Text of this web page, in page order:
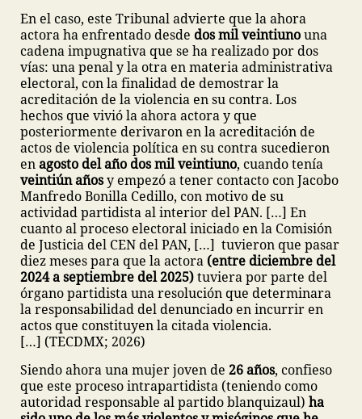
En el caso, este Tribunal advierte que la ahora
actora ha enfrentado desde dos mil veintiunouna
cadena impugnativa que se ha realizado por dos
vías: una penal y la otra en materia administrativa
electoral, con la finalidad de demostrar la
acreditación de la violencia en su contra. Los
hechos que vivió la ahora actora y que
posteriormente derivaron en la acreditación de
actos de violencia política en su contra sucedieron
enagosto del año dos mil veintiuno, cuando tenía
veintiún añosy empezó a tener contacto con Jacobo
Manfredo Bonilla Cedillo, con motivo de su
actividad partidista al interior del PAN. […] En
cuanto al proceso electoral iniciado en la Comisión
de Justicia del CEN del PAN, […] tuvieron que pasar
diez meses para que la actora (entre diciembre del
2024 a septiembre del 2025)tuviera por parte del
órgano partidista una resolución que determinara
la responsabilidad del denunciado en incurrir en
actos que constituyen la citada violencia.
[…] (TECDMX; 2026)
Siendo ahora una mujer joven de 26 años, confieso
que este proceso intrapartidista (teniendo como
autoridad responsable al partido blanquizaul) ha